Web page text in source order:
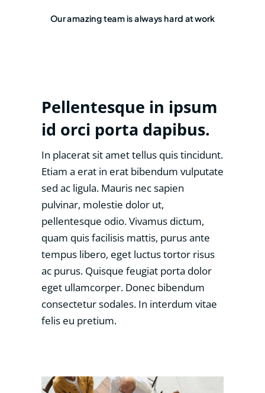
Our amazing team is always hard at work
Pellentesque in ipsum
id orci porta dapibus.
In placerat sit amet tellus quis tincidunt.
Etiam a erat in erat bibendum vulputate
sed ac ligula. Mauris nec sapien
pulvinar, molestie dolor ut,
pellentesque odio. Vivamus dictum,
quam quis facilisis mattis, purus ante
tempus libero, eget luctus tortor risus
ac purus. Quisque feugiat porta dolor
eget ullamcorper. Donec bibendum
consectetur sodales. In interdum vitae
felis eu pretium.